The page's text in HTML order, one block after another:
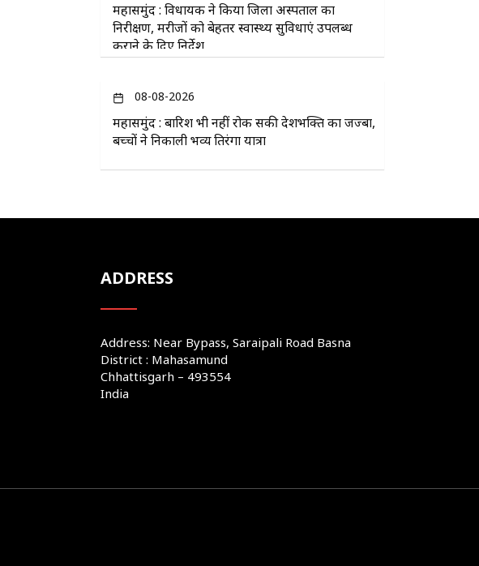
महासमुंद : विधायक ने किया जिला अस्पताल का
निरीक्षण, मरीजों को बेहतर स्वास्थ्य सुविधाएं उपलब्ध
कराने के दिए निर्देश
08-08-2026
महासमुंद : बारिश भी नहीं रोक सकी देशभक्ति का जज्बा,
बच्चों ने निकाली भव्य तिरंगा यात्रा
ADDRESS
Address: Near Bypass, Saraipali Road Basna
District : Mahasamund
Chhattisgarh – 493554
India